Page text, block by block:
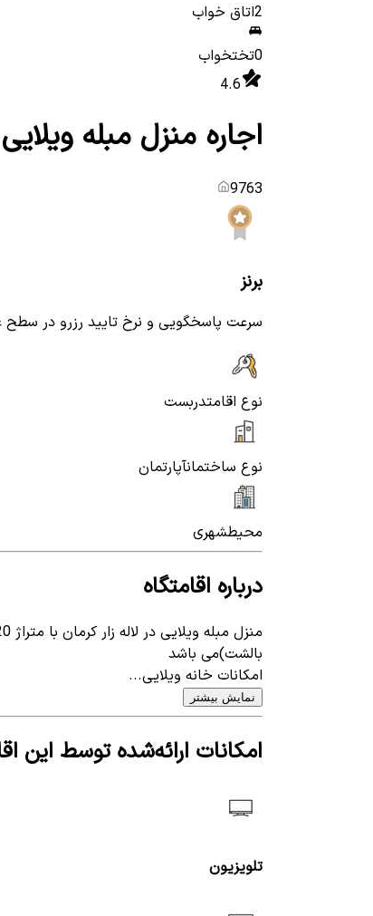
2اتاق خواب
0تختخواب
4.6
اجاره منزل مبله
9763
برنز
سرعت پاسخگویی و نرخ تایید رزرو در سطح
نوع اقامتدربست
نوع ساختمانآپارتمان
محیطشهری
درباره اقامتگاه
بالشت)می باشد
امکانات خانه ویلایی...
نمایش بیشتر
امکانات ارائه‌شده توسط این
تلویزیون